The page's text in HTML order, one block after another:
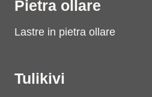
Pietra ollare
Lastre in pietra ollare
Tulikivi